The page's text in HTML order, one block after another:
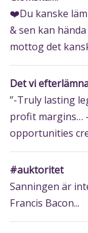
❤️Du kanske
& sen kan
mottog det
Det vi
”-Truly lasting
profit margins…
opportunities
#auktoritet
Sanningen är
Francis Bacon...